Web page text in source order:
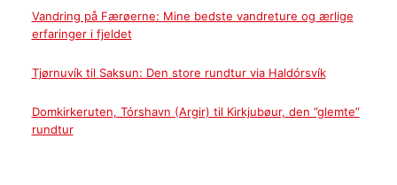
Vandring på Færøerne: Mine bedste vandreture og ærlige
erfaringer i fjeldet
Tjørnuvík til Saksun: Den store rundtur via Haldórsvík
Domkirkeruten, Tórshavn (Argir) til Kirkjubøur, den ”glemte”
rundtur